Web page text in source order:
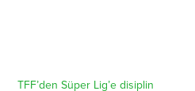
TFF’den Süper Lig’e disiplin